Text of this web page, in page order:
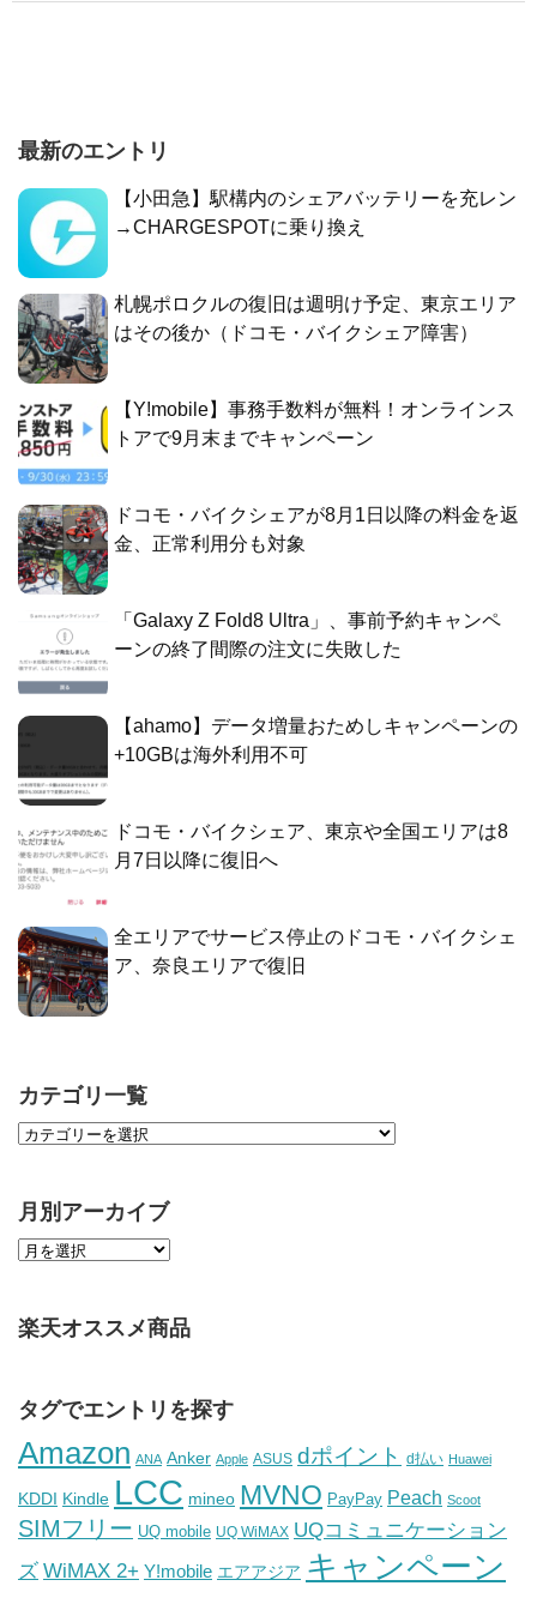
最新のエントリ
【小田急】駅構内のシェアバッテリーを充レン
→CHARGESPOTに乗り換え
札幌ポロクルの復旧は週明け予定、東京エリア
はその後か（ドコモ・バイクシェア障害）
【Y!mobile】事務手数料が無料！オンラインス
トアで9月末までキャンペーン
ドコモ・バイクシェアが8月1日以降の料金を返
金、正常利用分も対象
「Galaxy Z Fold8 Ultra」、事前予約キャンペ
ーンの終了間際の注文に失敗した
【ahamo】データ増量おためしキャンペーンの
+10GBは海外利用不可
ドコモ・バイクシェア、東京や全国エリアは8
月7日以降に復旧へ
全エリアでサービス停止のドコモ・バイクシェ
ア、奈良エリアで復旧
カテゴリ一覧
月別アーカイブ
楽天オススメ商品
タグでエントリを探す
Amazon ANA Anker Apple ASUS dポイント d払い Huawei
KDDI Kindle LCC mineo MVNO PayPay Peach Scoot
SIMフリー UQ mobile UQ WiMAX UQコミュニケーション
ズ WiMAX 2+ Y!mobile エアアジア キャンペーン